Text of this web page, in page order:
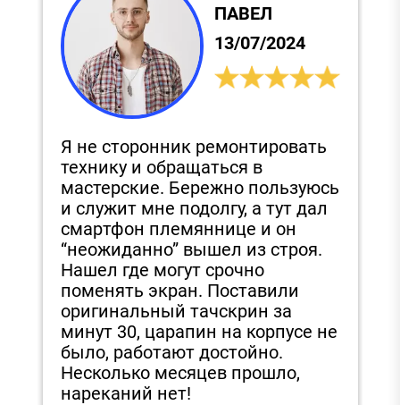
ПАВЕЛ
13/07/2024
Я не сторонник ремонтировать
технику и обращаться в
мастерские. Бережно пользуюсь
и служит мне подолгу, а тут дал
смартфон племяннице и он
“неожиданно” вышел из строя.
Нашел где могут срочно
поменять экран. Поставили
оригинальный тачскрин за
минут 30, царапин на корпусе не
было, работают достойно.
Несколько месяцев прошло,
нареканий нет!